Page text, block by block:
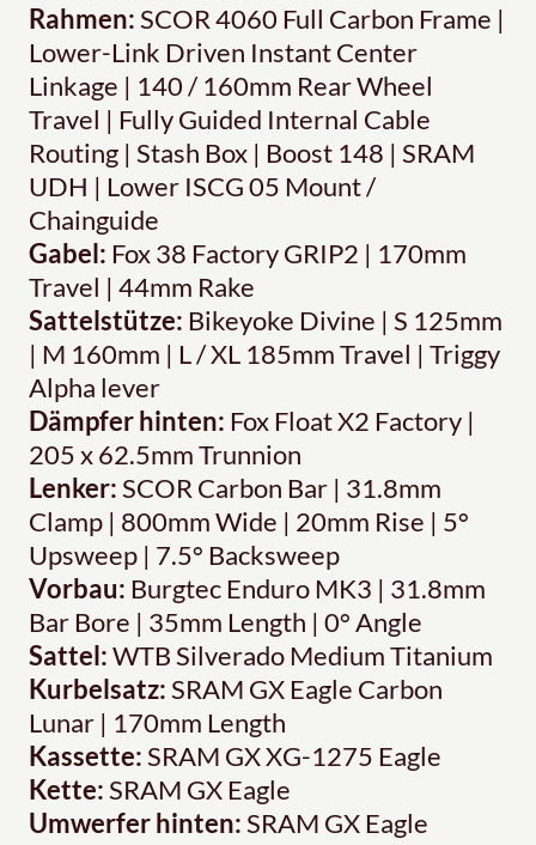
Rahmen:SCOR 4060 Full Carbon Frame |
Lower-Link Driven Instant Center
Linkage | 140 / 160mm Rear Wheel
Travel | Fully Guided Internal Cable
Routing | Stash Box | Boost 148 | SRAM
UDH | Lower ISCG 05 Mount /
Chainguide
Gabel: Fox 38 Factory GRIP2 | 170mm
Travel | 44mm Rake
Sattelstütze: Bikeyoke Divine | S 125mm
| M 160mm | L / XL 185mm Travel | Triggy
Alpha lever
Dämpfer hinten: Fox Float X2 Factory |
205 x 62.5mm Trunnion
Lenker:SCOR Carbon Bar | 31.8mm
Clamp | 800mm Wide | 20mm Rise | 5°
Upsweep | 7.5° Backsweep
Vorbau: Burgtec Enduro MK3 | 31.8mm
Bar Bore | 35mm Length | 0° Angle
Sattel:WTB Silverado Medium Titanium
Kurbelsatz:SRAM GX Eagle Carbon
Lunar | 170mm Length
Kassette:SRAM GX XG-1275 Eagle
Kette:SRAM GX Eagle
Umwerfer hinten:SRAM GX Eagle